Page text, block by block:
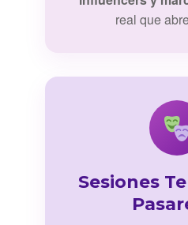
real que
Sesiones